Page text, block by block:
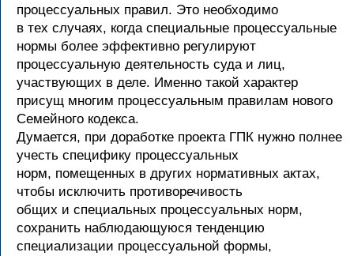
процессуальных правил. Это необходимо
в тех случаях, когда специальные процессуальные
нормы более эффективно регулируют
процессуальную деятельность суда и лиц,
участвующих в деле. Именно такой характер
присущ многим процессуальным правилам нового
Семейного кодекса.
Думается, при доработке проекта ГПК нужно полнее
учесть специфику процессуальных
норм, помещенных в других нормативных актах,
чтобы исключить противоречивость
общих и специальных процессуальных норм,
сохранить наблюдающуюся тенденцию
специализации процессуальной формы,